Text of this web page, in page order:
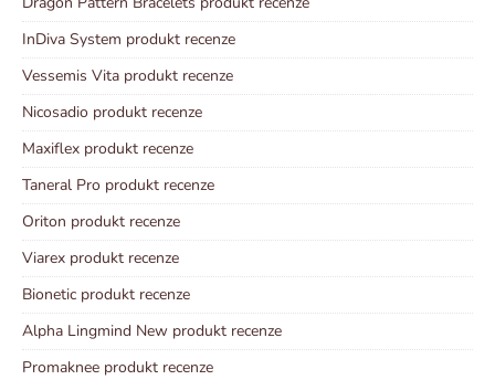
InDiva System produkt recenze
Vessemis Vita produkt recenze
Nicosadio produkt recenze
Maxiflex produkt recenze
Taneral Pro produkt recenze
Oriton produkt recenze
Viarex produkt recenze
Bionetic produkt recenze
Alpha Lingmind New produkt recenze
Promaknee produkt recenze